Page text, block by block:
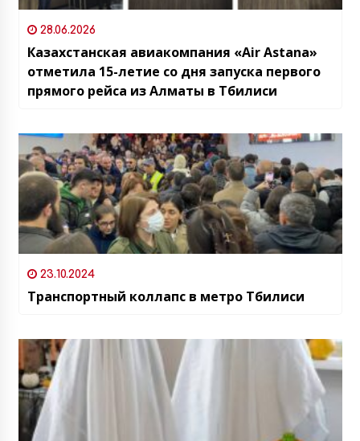
28.06.2026
Казахстанская авиакомпания «Air Astana»
отметила 15-летие со дня запуска первого
прямого рейса из Алматы в Тбилиси
23.10.2024
Транспортный коллапс в метро Тбилиси